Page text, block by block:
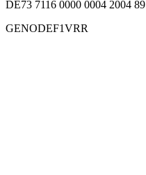
DE73 7116 0000 0004 2004 89
GENODEF1VRR